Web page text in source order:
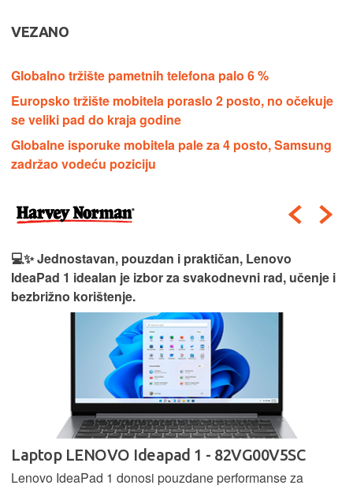
VEZANO
Globalno tržište pametnih telefona palo 6 %
Europsko tržište mobitela poraslo 2 posto, no očekuje
se veliki pad do kraja godine
Globalne isporuke mobitela pale za 4 posto, Samsung
zadržao vodeću poziciju
💻✨ Jednostavan, pouzdan i praktičan, Lenovo
IdeaPad 1 idealan je izbor za svakodnevni rad, učenje i
bezbrižno korištenje.
Laptop LENOVO Ideapad 1 - 82VG00V5SC
Lenovo IdeaPad 1 donosi pouzdane performanse za